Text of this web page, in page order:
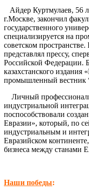
Айдер Куртмулаев, 56
г.Москве, закончил
государственного
специализируется на
советском
представлял прессу,
Российской Федерации.
казахстанского
промышленный вестник
Личный
индустриальной
поспособствовали
Евразии», который, по
индустриальным и
Евразийском
бизнеса между станами
Наши победы: